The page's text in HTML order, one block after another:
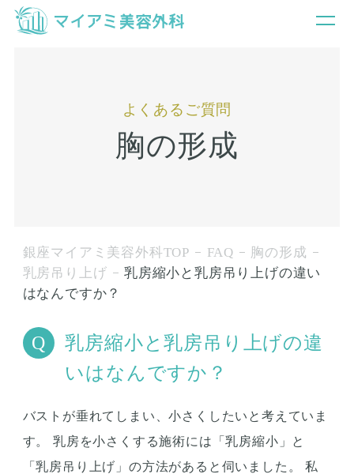
よくあるご質問
胸の形成
銀座マイアミ美容外科TOP FAQ
胸の形成
乳房吊り上げ
乳房縮小と乳房吊り上げの違い
はなんですか？
乳房縮小と乳房吊り上げの違
いはなんですか？
バストが垂れてしまい、小さくしたいと考えていま
す。 乳房を小さくする施術には「乳房縮小」と
「乳房吊り上げ」の方法があると伺いました。 私